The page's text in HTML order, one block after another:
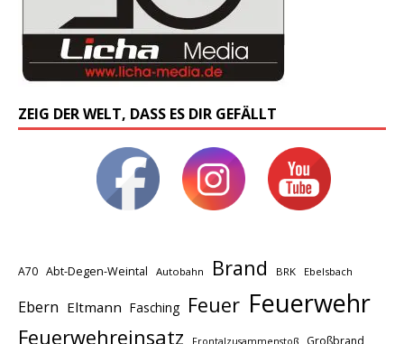
ZEIG DER WELT, DASS ES DIR GEFÄLLT
A70 Abt-Degen-Weintal Autobahn Brand BRK Ebelsbach
Ebern Eltmann Fasching Feuer Feuerwehr
Feuerwehreinsatz